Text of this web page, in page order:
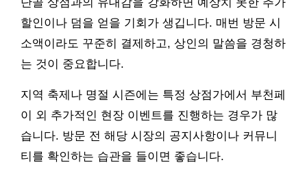
단골 상점과의 유대감을 강화하면 예상치 못한 추가
할인이나 덤을 얻을 기회가 생깁니다. 매번 방문 시
소액이라도 꾸준히 결제하고, 상인의 말씀을 경청하
는 것이 중요합니다.
지역 축제나 명절 시즌에는 특정 상점가에서 부천페
이 외 추가적인 현장 이벤트를 진행하는 경우가 많
습니다. 방문 전 해당 시장의 공지사항이나 커뮤니
티를 확인하는 습관을 들이면 좋습니다.